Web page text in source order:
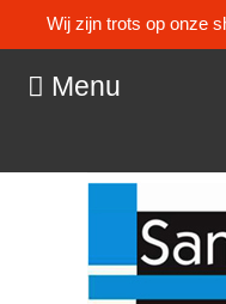
Wij zijn trots op onze
Menu